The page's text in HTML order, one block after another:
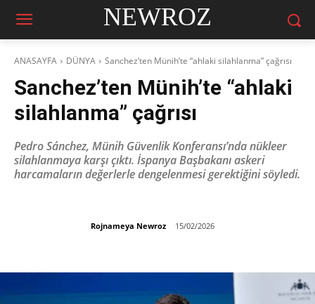
NEWROZ
ANASAYFA DÜNYA Sanchez’ten Münih’te “ahlaki silahlanma” çağrısı
Sanchez’ten Münih’te “ahlaki
silahlanma” çağrısı
Pedro Sánchez, Münih Güvenlik Konferansı’nda nükleer
silahlanmaya karşı çıktı. İspanya Başbakanı askeri
harcamaların değerlerle dengelenmesi gerektiğini söyledi.
Rojnameya Newroz 15/02/2026